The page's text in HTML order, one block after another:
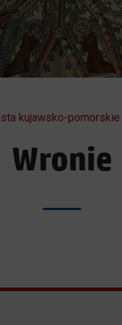
kujawsko-pomorskie
Wronie